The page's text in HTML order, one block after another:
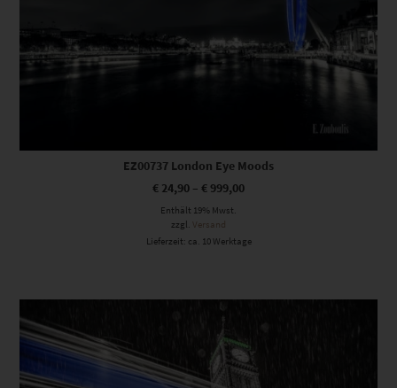
EZ00737 London Eye Moods
€ 24,90 – € 999,00
Enthält 19% Mwst.
zzgl.
Versand
Lieferzeit: ca. 10 Werktage
Dieses Produkt weist mehrere Varianten auf. Die Optionen können auf der Produktseite gewählt werden